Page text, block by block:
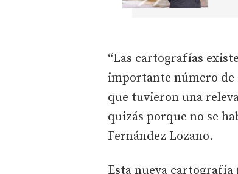
“Las cartografías
importante número de
que tuvieron una
quizás porque no se
Fernández Lozano.
Esta nueva